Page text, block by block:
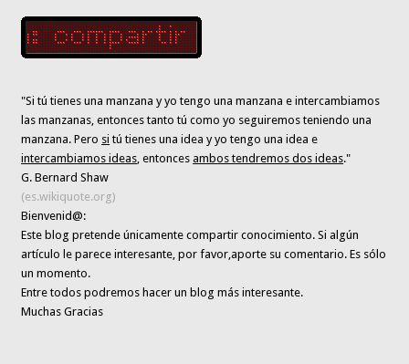
"Si tú tienes una manzana y yo tengo una manzana e intercambiamos
las manzanas, entonces tanto tú como yo seguiremos teniendo una
manzana. Pero si tú tienes una idea y yo tengo una idea e
intercambiamos ideas, entoncesambos tendremos dos ideas."
G. Bernard Shaw
(es.wikiquote.org)
Bienvenid@:
Este blog pretende únicamentecompartir conocimiento. Si algún
artículo le parece interesante,por favor,aporte su comentario. Es sólo
un momento.
Entre todos podremos hacer un blog más interesante.
Muchas Gracias